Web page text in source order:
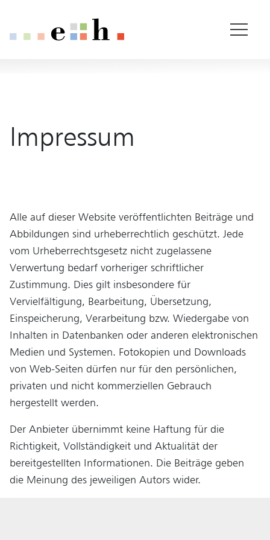
Impressum
Important pages
Meta Navigation
Impressum
Alle auf dieser Website veröffentlichten Beiträge und
Abbildungen sind urheberrechtlich geschützt. Jede
vom Urheberrechtsgesetz nicht zugelassene
Verwertung bedarf vorheriger schriftlicher
Zustimmung. Dies gilt insbesondere für
Vervielfältigung, Bearbeitung, Übersetzung,
Einspeicherung, Verarbeitung bzw. Wiedergabe von
Inhalten in Datenbanken oder anderen elektronischen
Medien und Systemen. Fotokopien und Downloads
von Web-Seiten dürfen nur für den persönlichen,
privaten und nicht kommerziellen Gebrauch
hergestellt werden.
Der Anbieter übernimmt keine Haftung für die
Richtigkeit, Vollständigkeit und Aktualität der
bereitgestellten Informationen. Die Beiträge geben
die Meinung des jeweiligen Autors wider.